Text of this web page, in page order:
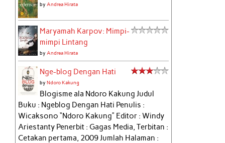
byAndrea Hirata
Maryamah Karpov: Mimpi-
mimpi Lintang
byAndrea Hirata
Nge-blog Dengan Hati
byNdoro Kakung
Blogisme ala Ndoro Kakung Judul
Buku : Ngeblog Dengan Hati Penulis :
Wicaksono “Ndoro Kakung” Editor : Windy
Ariestanty Penerbit : Gagas Media, Terbitan :
Cetakan pertama, 2009 Jumlah Halaman :